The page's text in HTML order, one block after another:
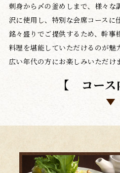
刺身から〆の釜めしまで、様々な
沢に使用し、特別な会席コースに
銘々盛りでご提供するため、幹事
料理を堪能していただけるのが魅
広い年代の方にお楽しみいただけ
【 コー